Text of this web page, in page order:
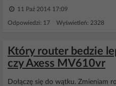
11 Paź 2014 17:09
Odpowiedzi: 17 Wyświetleń: 2328
Który router bedzie
czy Axess MV610vr
Dołączę się do wątku. Zmieniam